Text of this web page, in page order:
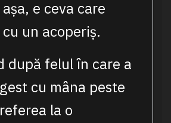
e ceva care
un acoperiș.
după felul în care a
cu mâna peste
la o